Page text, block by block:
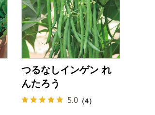
つるなしインゲン れ
んたろう
5.0 （4）